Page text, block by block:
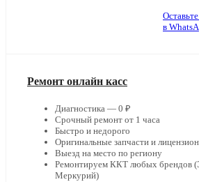
в
Ремонт онлайн касс
Диагностика — 0 ₽
Срочный ремонт от 1 часа
Быстро и недорого
Оригинальные запчасти и
Выезд на место по региону
Ремонтируем ККТ любых
Меркурий)